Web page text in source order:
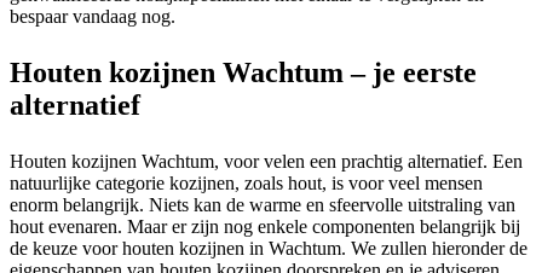
bespaar vandaag nog.
Houten kozijnen Wachtum – je eerste
alternatief
Houten kozijnen Wachtum, voor velen een prachtig alternatief. Een
natuurlijke categorie kozijnen, zoals hout, is voor veel mensen
enorm belangrijk. Niets kan de warme en sfeervolle uitstraling van
hout evenaren. Maar er zijn nog enkele componenten belangrijk bij
de keuze voor houten kozijnen in Wachtum. We zullen hieronder de